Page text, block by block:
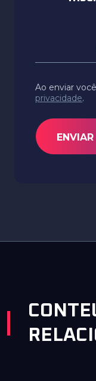
Ao enviar
privacidade.
ENVIAR